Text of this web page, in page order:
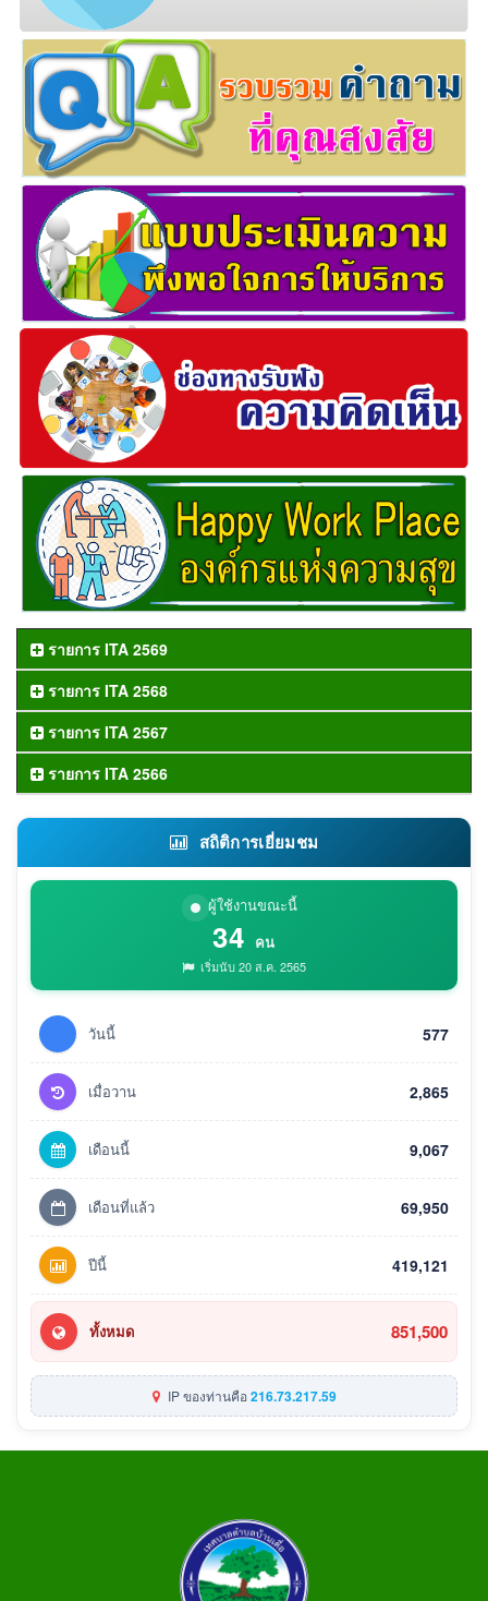
รายการ ITA 2569
รายการ ITA 2568
รายการ ITA 2567
รายการ ITA 2566
สถิติการเยี่ยมชม
ผู้ใช้งานขณะนี้
34 คน
เริ่มนับ 20 ส.ค. 2565
วันนี้ 577
เมื่อวาน 2,865
เดือนนี้ 9,067
เดือนที่แล้ว 69,950
ปีนี้ 419,121
ทั้งหมด 851,500
IP ของท่านคือ216.73.217.59